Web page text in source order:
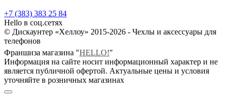
+7 (383) 383 25 84
Hello в соц.сетях
© Дискаунтер «Хеллоу» 2015-2026 - Чехлы и аксессуары для
телефонов
Франшиза магазина "HELLO!"
Информация на сайте носит информационный характер и не
является публичной офертой. Актуальные цены и условия
уточняйте в розничных магазинах